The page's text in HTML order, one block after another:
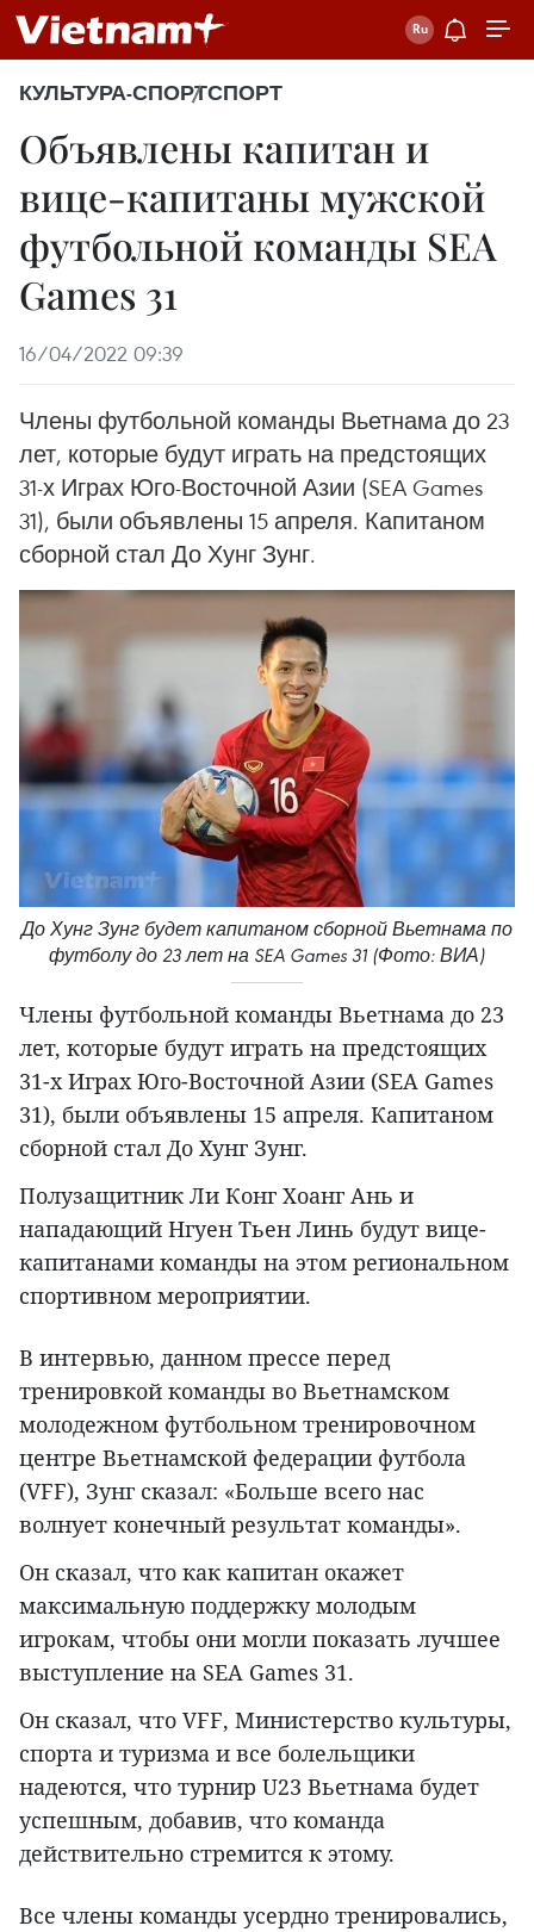
КУЛЬТУРА-СПОРТСПОРТ
Объявлены капитан и
вице-капитаны мужской
футбольной команды SEA
Games 31
16/04/2022 09:39
Члены футбольной команды Вьетнама до 23
лет, которые будут играть на предстоящих
31-х Играх Юго-Восточной Азии (SEA Games
31), были объявлены 15 апреля. Капитаном
сборной стал До Хунг Зунг.
До Хунг Зунг будет капитаном сборной Вьетнама по
футболу до 23 лет на SEA Games 31 (Фото: ВИА)
Члены футбольной команды Вьетнама до 23
лет, которые будут играть на предстоящих
31-х Играх Юго-Восточной Азии (SEA Games
31), были объявлены 15 апреля. Капитаном
сборной стал До Хунг Зунг.
Полузащитник Ли Конг Хоанг Ань и
нападающий Нгуен Тьен Линь будут вице-
капитанами команды на этом региональном
спортивном мероприятии.
В интервью, данном прессе перед
тренировкой команды во Вьетнамском
молодежном футбольном тренировочном
центре Вьетнамской федерации футбола
(VFF), Зунг сказал: «Больше всего нас
волнует конечный результат команды».
Он сказал, что как капитан окажет
максимальную поддержку молодым
игрокам, чтобы они могли показать лучшее
выступление на SEA Games 31.
Он сказал, что VFF, Министерство культуры,
спорта и туризма и все болельщики
надеются, что турнир U23 Вьетнама будет
успешным, добавив, что команда
действительно стремится к этому.
Все члены команды усердно тренировались,